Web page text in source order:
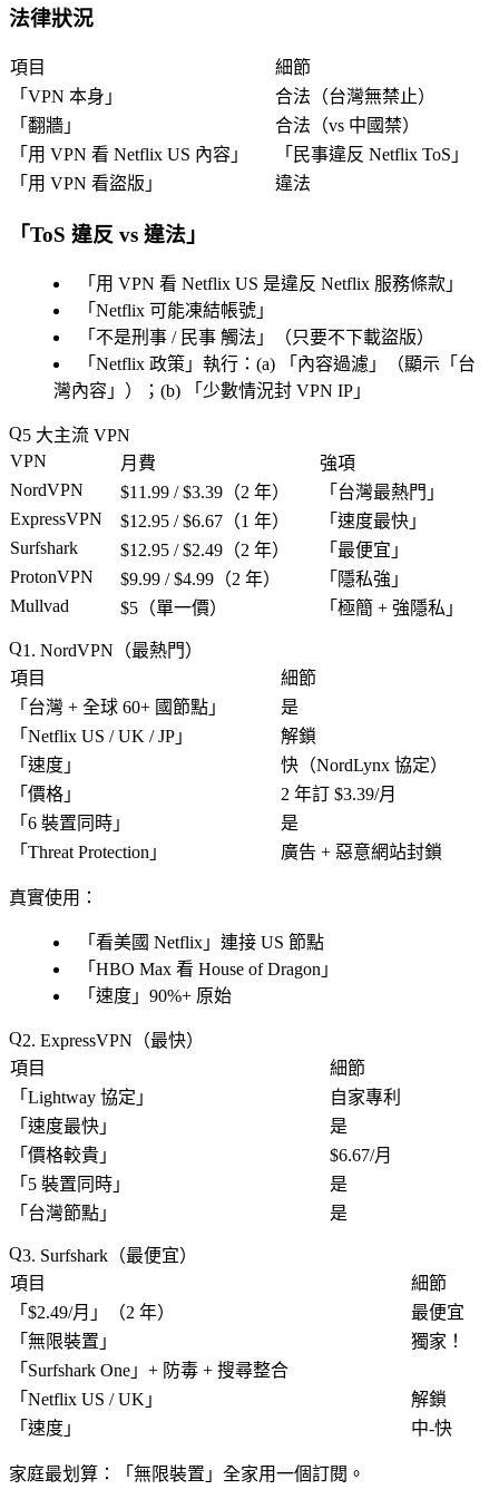
法律狀況
項目
細節
「 VPN 本身 」 合法 （台灣無禁止）
「 翻牆 」 合法 （vs 中國禁）
「 用 VPN 看 Netflix US 內容 」 「 民事違反 Netflix ToS 」
「 用 VPN 看盜版 」 違法
「ToS 違反 vs 違法 」
「 用 VPN 看 Netflix US 是違反 Netflix 服務條款 」
「 Netflix 可能凍結帳號 」
「 不是刑事 / 民事 觸法 」（只要不下載盜版）
「 Netflix 政策 」執行：(a) 「 內容過濾 」（顯示「 台
灣內容 」）；(b) 「 少數情況封 VPN IP 」
5 大主流 VPN
VPN
月費
強項
NordVPN
$11.99 / $3.39（2 年） 「 台灣最熱門 」
ExpressVPN
$12.95 / $6.67（1 年） 「 速度最快 」
Surfshark
$12.95 / $2.49（2 年） 「 最便宜 」
ProtonVPN
$9.99 / $4.99（2 年） 「 隱私強 」
Mullvad
$5（單一價） 「 極簡 + 強隱私 」
1. NordVPN（最熱門）
項目
細節
「 台灣 + 全球 60+ 國節點 」
是
「 Netflix US / UK / JP 」
解鎖
「 速度 」
快（NordLynx 協定）
「 價格 」
2 年訂 $3.39/月
「 6 裝置同時 」
是
「 Threat Protection 」 廣告 + 惡意網站封鎖
真實使用 ：
「 看美國 Netflix 」連接 US 節點
「 HBO Max 看 House of Dragon 」
「 速度 」90%+ 原始
2. ExpressVPN（最快）
項目
細節
「 Lightway 協定 」
自家專利
「 速度最快 」
是
「 價格較貴 」
$6.67/月
「 5 裝置同時 」
是
「 台灣節點 」 是
3. Surfshark（最便宜）
項目
細節
「 $2.49/月 」（2 年）
最便宜
「 無限裝置 」 獨家 ！
「 Surfshark One 」+ 防毒 + 搜尋整合
「 Netflix US / UK 」
解鎖
「 速度 」 中-快
家庭最划算 ：「 無限裝置 」全家用一個訂閱。